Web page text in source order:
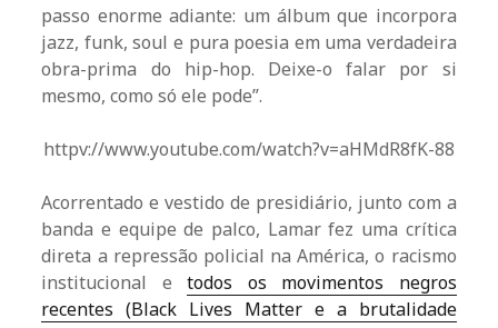
passo enorme adiante: um álbum que incorpora
jazz, funk, soul e pura poesia em uma verdadeira
obra-prima do hip-hop. Deixe-o falar por si
mesmo, como só ele pode”.
httpv://www.youtube.com/watch?v=aHMdR8fK-88
Acorrentado e vestido de presidiário, junto com a
banda e equipe de palco, Lamar fez uma crítica
direta a repressão policial na América, o racismo
institucional etodos os movimentos negros
recentes (Black Lives Matter e a brutalidade